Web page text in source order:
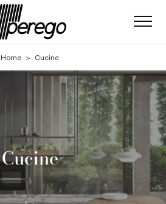
Home > Cucine
Cucine